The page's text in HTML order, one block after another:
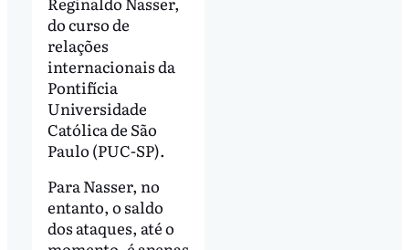
do curso de
relações
internacionais da
Pontifícia
Universidade
Católica de São
Paulo (PUC-SP).
Para Nasser, no
entanto, o saldo
dos ataques, até o